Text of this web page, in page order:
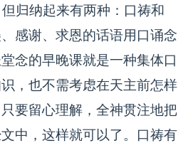
归纳起来有两种：口祷和
感谢、求恩的话语用口诵念
念的早晚课就是一种集体口
，也不需考虑在天主前怎样
要留心理解，全神贯注地把
中，这样就可以了。口祷有